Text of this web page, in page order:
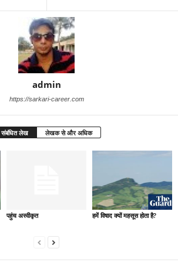
admin
https://sarkari-career.com
संबंधित लेख लेखक से और अधिक
पहुंच अस्वीकृत हमें विषाद क्यों महसूस होता है?